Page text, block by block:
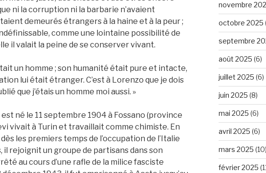
ni la corruption ni la barbarie n’avaient
demeurés étrangers à la haine et à la peur ;
comme une lointaine possibilité de
il valait la peine de se conserver vivant.
un homme ; son humanité était pure et intacte,
lui était étranger. C’est à Lorenzo que je dois
que j’étais un homme moi aussi. »
né le 11 septembre 1904 à Fossano (province
vivait à Turin et travaillait comme chimiste. En
les premiers temps de l’occupation de l’Italie
il rejoignit un groupe de partisans dans son
au cours d’une rafle de la milice fasciste
novembre
octobre 2025
septembre
août 2025 (6)
juillet 2025 (6)
juin 2025 (8)
mai 2025 (6)
avril 2025 (6)
mars 2025 (10)
février 2025